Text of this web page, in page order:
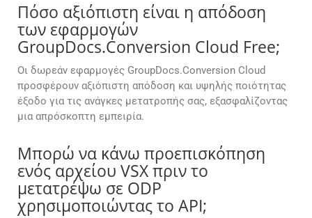
Πόσο αξιόπιστη είναι η απόδοση
των εφαρμογών
GroupDocs.Conversion Cloud Free;
Οι δωρεάν εφαρμογές GroupDocs.Conversion Cloud
προσφέρουν αξιόπιστη απόδοση και υψηλής ποιότητας
έξοδο για τις ανάγκες μετατροπής σας, εξασφαλίζοντας
μια απρόσκοπτη εμπειρία.
Μπορώ να κάνω προεπισκόπηση
ενός αρχείου VSX πριν το
μετατρέψω σε ODP
χρησιμοποιώντας το API;